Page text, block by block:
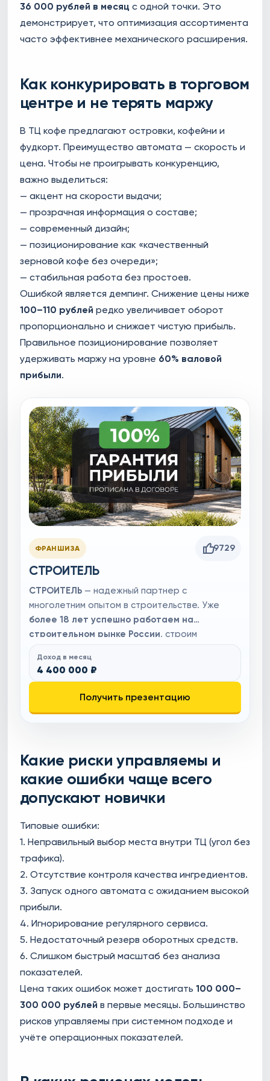
36 000 рублей в месяц с одной точки. Это
демонстрирует, что оптимизация ассортимента
часто эффективнее механического расширения.
Как конкурировать в торговом
центре и не терять маржу
В ТЦ кофе предлагают островки, кофейни и
фудкорт. Преимущество автомата — скорость и
цена. Чтобы не проигрывать конкуренцию,
важно выделиться:
— акцент на скорости выдачи;
— прозрачная информация о составе;
— современный дизайн;
— позиционирование как «качественный
зерновой кофе без очереди»;
— стабильная работа без простоев.
Ошибкой является демпинг. Снижение цены ниже
100–110 рублей редко увеличивает оборот
пропорционально и снижает чистую прибыль.
Правильное позиционирование позволяет
удерживать маржу на уровне 60% валовой
прибыли.
ФРАНШИЗА 9729
СТРОИТЕЛЬ
СТРОИТЕЛЬ — надежный партнер с
многолетним опытом в строительстве. Уже
более 18 лет успешно работаем на
строительном рынке России, строим
до 4 400 000 рублей ежемесячно
прибыли прописана в договоре
Доход в месяц
4 400 000 ₽
Получить презентацию
Какие риски управляемы и
какие ошибки чаще всего
допускают новички
Типовые ошибки:
1. Неправильный выбор места внутри ТЦ (угол без
трафика).
2. Отсутствие контроля качества ингредиентов.
3. Запуск одного автомата с ожиданием высокой
прибыли.
4. Игнорирование регулярного сервиса.
5. Недостаточный резерв оборотных средств.
6. Слишком быстрый масштаб без анализа
показателей.
Цена таких ошибок может достигать 100 000–
300 000 рублей в первые месяцы. Большинство
рисков управляемы при системном подходе и
учёте операционных показателей.